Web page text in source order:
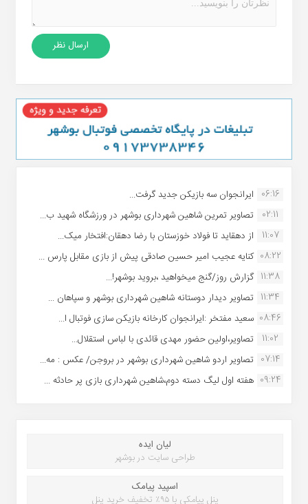
06:16 ایرانجوان سه بازیکن جدید گرفت...
02:11
تصاویر تمرین شاهین شهردارى بوشهر در ورزشگاه شهید ب...
11:07
از دهقاید تا فولاد خوزستان با رضا دهقان:افتخار میک...
08:22 کنایه عجیب امیر حسین صادقی پیش از بازی مقابل پارس ...
11:38 گزارش روز/گنج میخواهید ،بروید بوشهر!...
11:34 تصاویر دیدار دوستانه شاهین شهردارى بوشهر و سپاهان ...
08:46 سعید مفتخر :ایرانجوان کارخانه بازیکن سازی فوتبال ا...
11:02
تصاویر،اولین حضور مهدی قائدی با لباس استقلال...
07:14 تصاویر اردو شاهین شهرداری بوشهر در بروجن/ عکس : مه...
09:24 هفته اول لیگ دسته دوم،شاهین شهرداری بازی پر حادثه ...
لیان ایده
طراحی سایت در بوشهر
اسپید پیامک
پنل پیامکی با ۹۵٪ تخفیف خرید پنل